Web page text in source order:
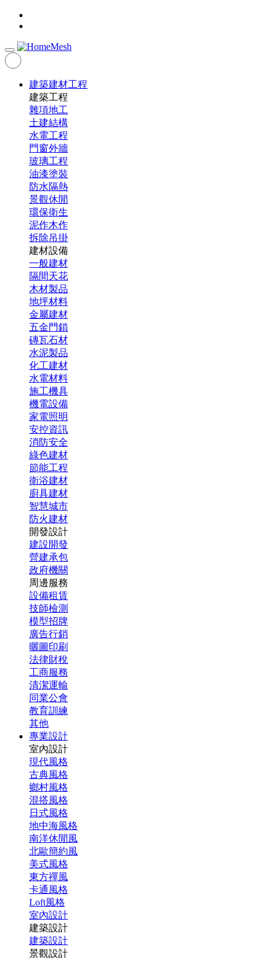
建築建材工程
建築工程
雜項地工
土建結構
水電工程
門窗外牆
玻璃工程
油漆塗裝
防水隔熱
景觀休閒
環保衛生
泥作木作
拆除吊掛
建材設備
一般建材
隔間天花
木材製品
地坪材料
金屬建材
五金門鎖
磚瓦石材
水泥製品
化工建材
水電材料
施工機具
機電設備
家電照明
安控資訊
消防安全
綠色建材
節能工程
衛浴建材
廚具建材
智慧城市
防火建材
開發設計
建設開發
營建承包
政府機關
周邊服務
設備租賃
技師檢測
模型招牌
廣告行銷
曬圖印刷
法律財稅
工商服務
清潔運輸
同業公會
教育訓練
其他
專業設計
室內設計
現代風格
古典風格
鄉村風格
混搭風格
日式風格
地中海風格
南洋休閒風
北歐簡約風
美式風格
東方禪風
卡通風格
Loft風格
室內設計
建築設計
建築設計
景觀設計